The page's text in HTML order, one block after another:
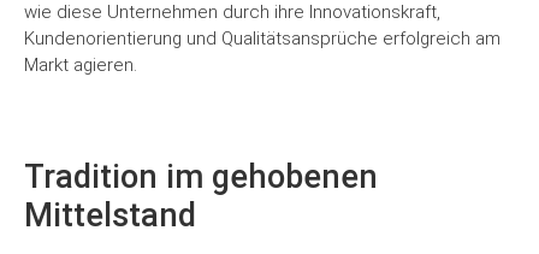
wie diese Unternehmen durch ihre Innovationskraft,
Kundenorientierung und Qualitätsansprüche erfolgreich am
Markt agieren.
Tradition im gehobenen
Mittelstand